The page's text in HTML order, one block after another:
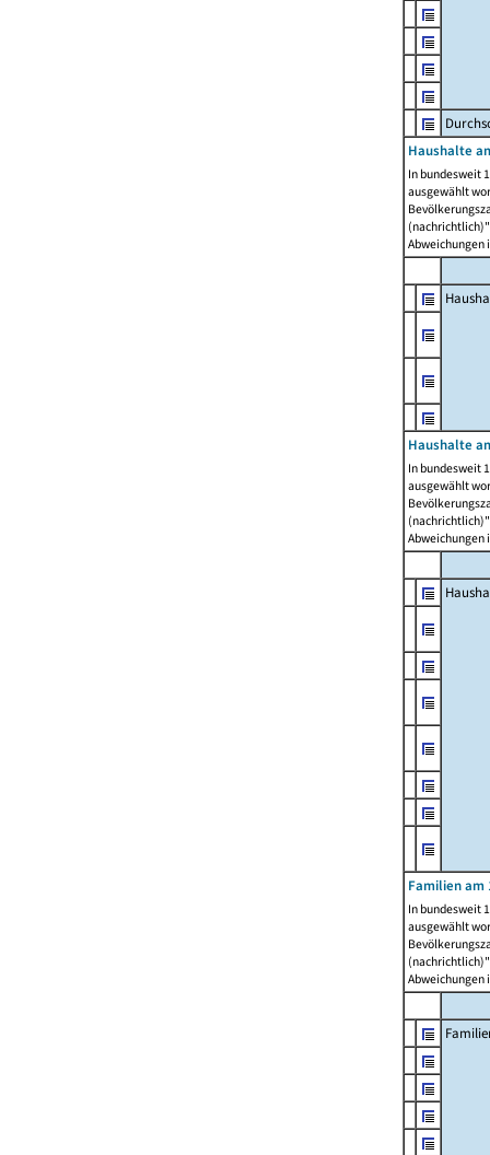
Haushalte
In bundesweit
ausgewählt
Abweichungen
Haushalte
In bundesweit
ausgewählt
Abweichungen
Familien am
In bundesweit
ausgewählt
Abweichungen